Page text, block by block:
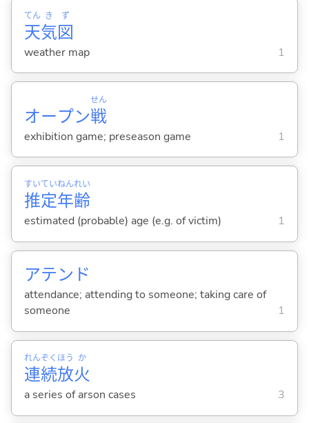
天
てん
気
き
図
ず
weather map 1
オープン戦
せん
exhibition game; preseason game 1
推
すい
定
てい
年
ねん
齢
れい
estimated (probable) age (e.g. of victim) 1
アテンド
attendance; attending to someone; taking care of
someone
1
連
れん
続
ぞく
放
ほう
火
か
a series of arson cases 3